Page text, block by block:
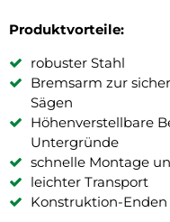
Produktvorteile:
robuster Stahl
Bremsarm zur
Sägen
Höhenverstellbare
Untergründe
schnelle Montage
leichter Transport
Konstruktion-